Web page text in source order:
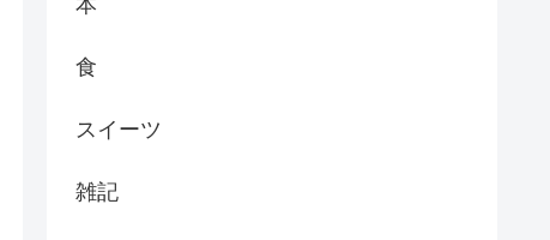
食
スイーツ
雑記